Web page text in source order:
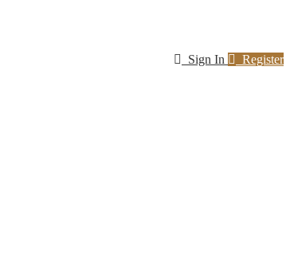
Sign In Register